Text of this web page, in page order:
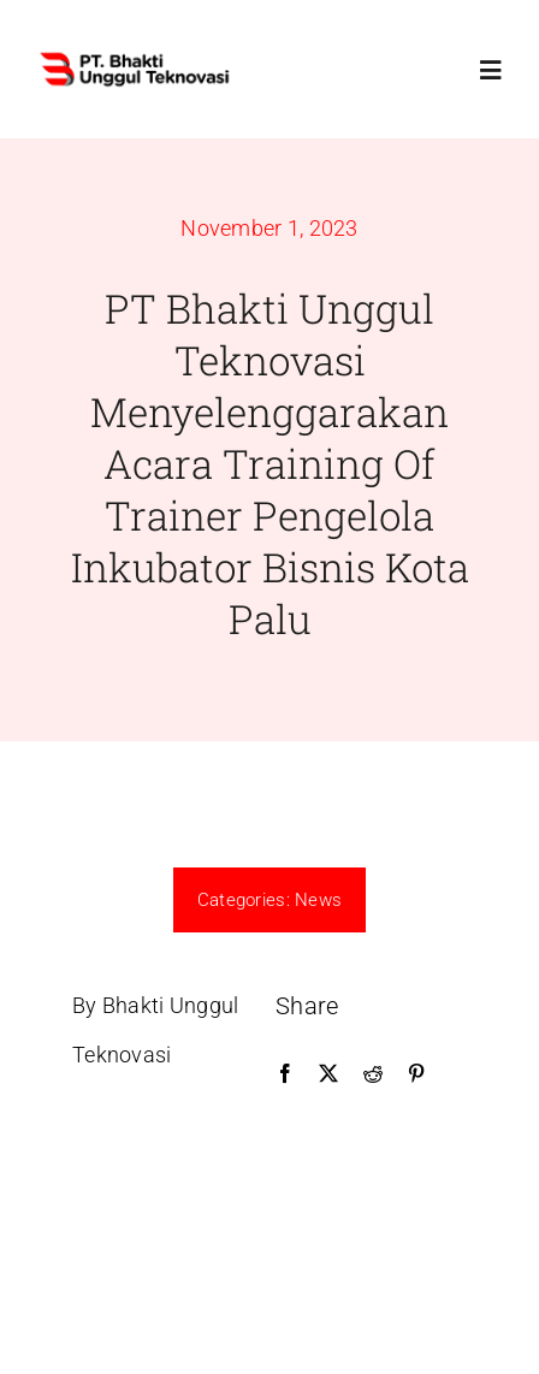
content
Services
Products
News
November 1, 2023
PT Bhakti Unggul
Teknovasi
Menyelenggarakan
Acara Training Of
Trainer Pengelola
Inkubator Bisnis Kota
Palu
Categories: News
By Bhakti Unggul
Teknovasi
Share